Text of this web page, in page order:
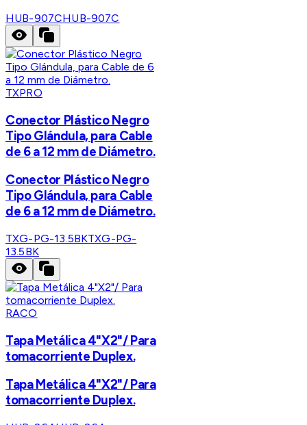
HUB-907CHUB-907C
TXPRO
Conector Plástico Negro
Tipo Glándula, para Cable
de 6 a 12 mm de Diámetro.
Conector Plástico Negro
Tipo Glándula, para Cable
de 6 a 12 mm de Diámetro.
TXG-PG-13.5BKTXG-PG-
13.5BK
RACO
Tapa Metálica 4"X2"/ Para
tomacorriente Duplex.
Tapa Metálica 4"X2"/ Para
tomacorriente Duplex.